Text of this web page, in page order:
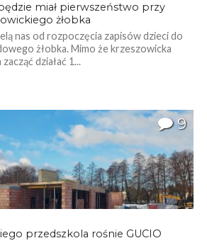
miał pierwszeństwo przy
żłobka
nas od rozpoczęcia zapisów dzieci do
żłobka. Mimo że krzeszowicka
działać 1...
9
przedszkola rośnie GUCIO